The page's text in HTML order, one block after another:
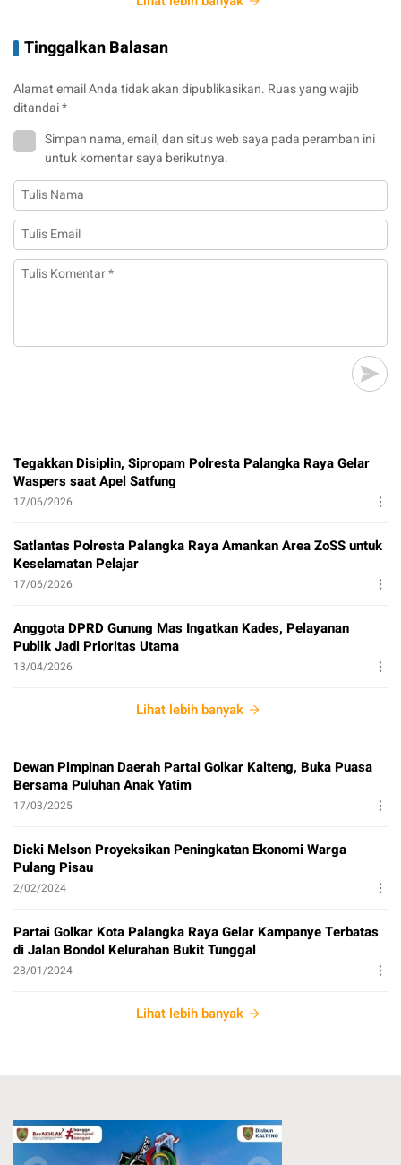
Tinggalkan Balasan
Alamat email Anda tidak akan dipublikasikan. Ruas yang wajib
ditandai*
Simpan nama, email, dan situs web saya pada peramban ini
untuk komentar saya berikutnya.
Tegakkan Disiplin, Sipropam Polresta Palangka Raya Gelar
Waspers saat Apel Satfung
17/06/2026
Satlantas Polresta Palangka Raya Amankan Area ZoSS untuk
Keselamatan Pelajar
17/06/2026
Anggota DPRD Gunung Mas Ingatkan Kades, Pelayanan
Publik Jadi Prioritas Utama
13/04/2026
Lihat lebih banyak
Dewan Pimpinan Daerah Partai Golkar Kalteng, Buka Puasa
Bersama Puluhan Anak Yatim
17/03/2025
Dicki Melson Proyeksikan Peningkatan Ekonomi Warga
Pulang Pisau
2/02/2024
Partai Golkar Kota Palangka Raya Gelar Kampanye Terbatas
di Jalan Bondol Kelurahan Bukit Tunggal
28/01/2024
Lihat lebih banyak